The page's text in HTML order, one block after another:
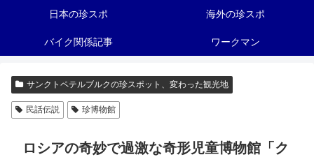
日本の珍スポ 海外の珍スポ
バイク関係記事 ワークマン
サンクトペテルブルクの珍スポット、変わった観光地
民話伝説 珍博物館
ロシアの奇妙で過激な奇形児童博物館「ク